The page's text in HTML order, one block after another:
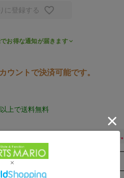
に登録する
お得な通知が届きます
ウントで決済可能です。
上で送料無料
通販サイトには在庫がございません
店舗一覧